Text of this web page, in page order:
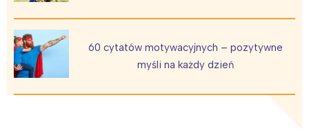
60 cytatów motywacyjnych – pozytywne
myśli na każdy dzień